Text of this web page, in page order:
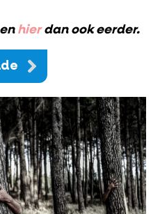
hierdan ook eerder.